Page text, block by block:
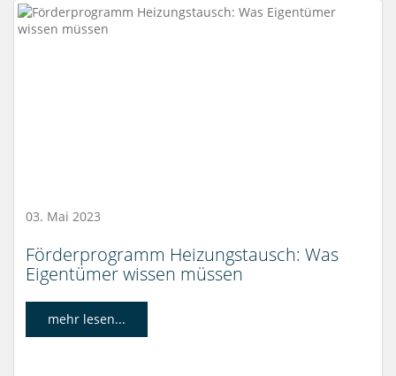
03. Mai 2023
Förderprogramm Heizungstausch: Was
Eigentümer wissen müssen
mehr lesen...